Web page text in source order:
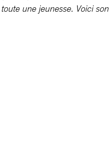
une jeunesse. Voici